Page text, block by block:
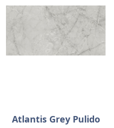
Atlantis Grey Pulido